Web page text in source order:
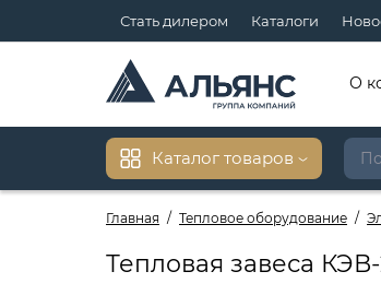
Стать дилером Каталоги
О
Каталог товаров
Главная Тепловое оборудование
Тепловая завеса